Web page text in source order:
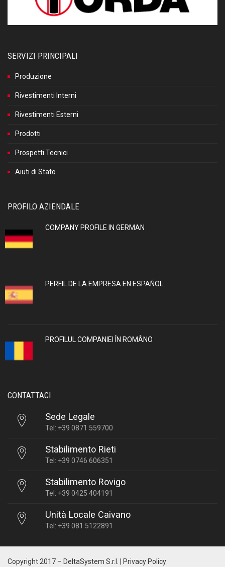
SERVIZI PRINCIPALI
Produzione
Rivestimenti Interni
Rivestimenti Esterni
Prodotti
Prospetti Tecnici
Aiuti di Stato
PROFILO AZIENDALE
COMPANY PROFILE IN GERMAN
PERFIL DE LA EMPRESA EN ESPAÑOL
PROFILUL COMPANIEI ÎN ROMÂNO
CONTATTACI
Sede Legale
Tel: +39 0871 559700
Stabilimento Rieti
Tel: +39 0746 606351
Stabilimento Rovigo
Tel: +39 0425 404191
Unità Locale Caivano
Tel: +39 081 5122891
Copyright 2017 – DeltaSystem S.r.l. Privacy Policy